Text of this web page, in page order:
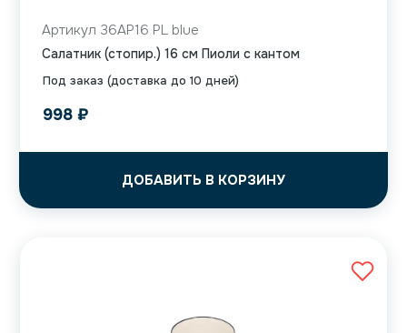
Под заказ (доставка до 10 дней)
Артикул 36AP16 PL blue
Салатник (стопир.) 16 см Пиоли с кантом
998 ₽
ДОБАВИТЬ В КОРЗИНУ